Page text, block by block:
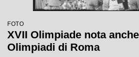
FOTO
XVII Olimpiade nota
Olimpiadi di Roma